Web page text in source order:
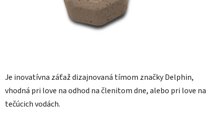
Je inovatívna záťaž dizajnovaná tímom značky Delphin,
vhodná pri love na odhod na členitom dne, alebo pri love na
tečúcich vodách.